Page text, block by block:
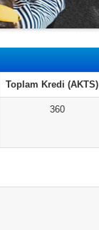
Toplam Kredi (AKTS)
360